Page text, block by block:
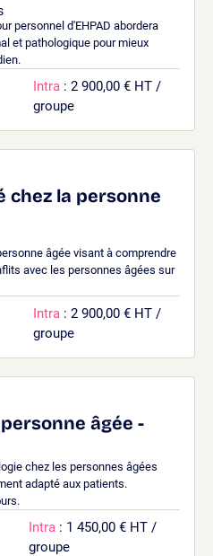
personnel d'EHPAD abordera
et pathologique pour mieux
Intra : 2 900,00 € HT /
groupe
chez la personne
âgée visant à comprendre
avec les personnes âgées sur
Intra : 2 900,00 € HT /
groupe
âgée -
chez les personnes âgées
adapté aux patients.
Intra : 1 450,00 € HT /
groupe